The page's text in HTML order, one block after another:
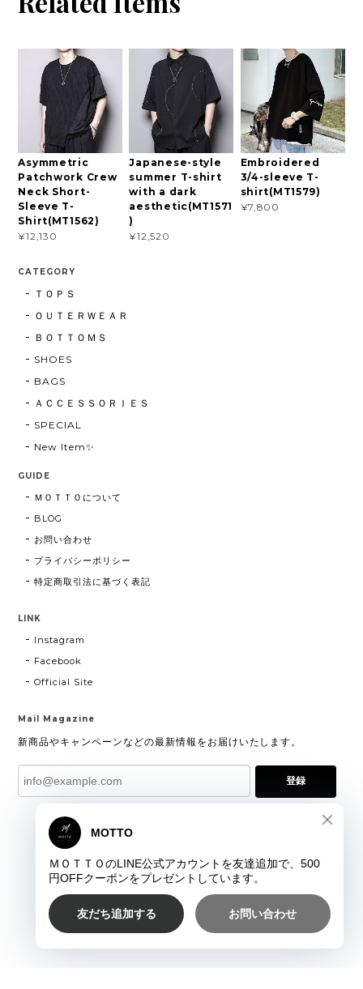
Asymmetric
Patchwork Crew
Neck Short-
Sleeve T-
Shirt(MT1562)
¥12,130
Japanese-style
summer T-shirt
with a dark
aesthetic(MT1571
)
¥12,520
Embroidered
3/4-sleeve T-
shirt(MT1579)
¥7,800
CATEGORY
ＴＯＰＳ
ＯＵＴＥＲＷＥＡＲ
ＢＯＴＴＯＭＳ
SHOES
BAGS
ＡＣＣＥＳＳＯＲＩＥＳ
SPECIAL
New Item✨
GUIDE
ＭＯＴＴＯについて
BLOG
お問い合わせ
プライバシーポリシー
特定商取引法に基づく表記
LINK
Instagram
Facebook
Official Site
Mail Magazine
新商品やキャンペーンなどの最新情報をお届けいたします。
登録